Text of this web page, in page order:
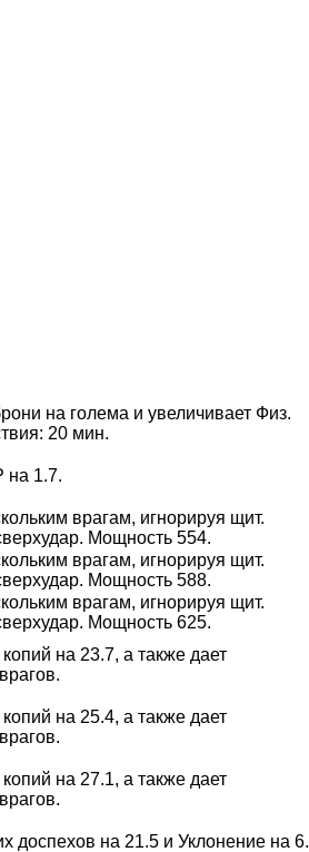
на голема и увеличивает Физ.
20 мин.
на 1.7.
врагам, игнорируя щит.
Мощность 554.
врагам, игнорируя щит.
Мощность 588.
врагам, игнорируя щит.
Мощность 625.
на 23.7, а также дает
на 25.4, а также дает
на 27.1, а также дает
доспехов на 21.5 и Уклонение на 6.